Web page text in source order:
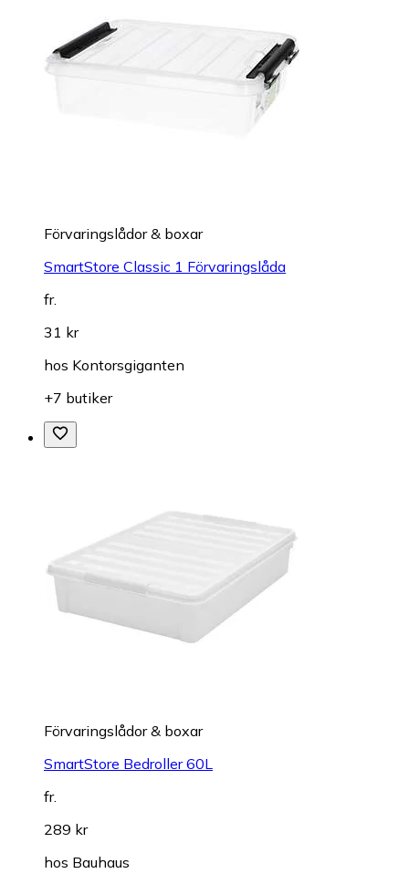
Förvaringslådor & boxar
SmartStore Classic 1 Förvaringslåda
fr.
31 kr
hos Kontorsgiganten
+7 butiker
Förvaringslådor & boxar
SmartStore Bedroller 60L
fr.
289 kr
hos Bauhaus